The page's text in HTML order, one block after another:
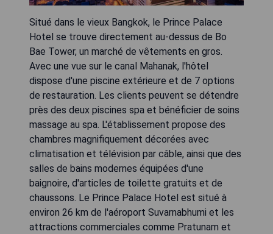
Situé dans le vieux Bangkok, le Prince Palace
Hotel se trouve directement au-dessus de Bo
Bae Tower, un marché de vêtements en gros.
Avec une vue sur le canal Mahanak, l'hôtel
dispose d'une piscine extérieure et de 7 options
de restauration. Les clients peuvent se détendre
près des deux piscines spa et bénéficier de soins
massage au spa. L'établissement propose des
chambres magnifiquement décorées avec
climatisation et télévision par câble, ainsi que des
salles de bains modernes équipées d'une
baignoire, d'articles de toilette gratuits et de
chaussons. Le Prince Palace Hotel est situé à
environ 26 km de l'aéroport Suvarnabhumi et les
attractions commerciales comme Pratunam et